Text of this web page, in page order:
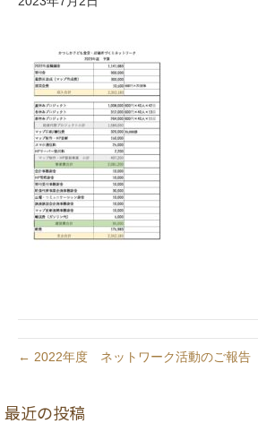
← 2022年度 ネットワーク活動のご報告
最近の投稿